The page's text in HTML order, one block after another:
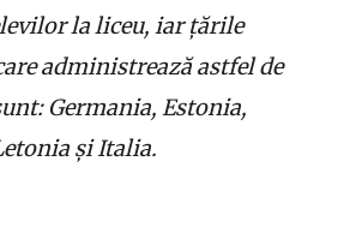
la liceu, iar țările
administrează astfel de
Germania, Estonia,
și Italia.